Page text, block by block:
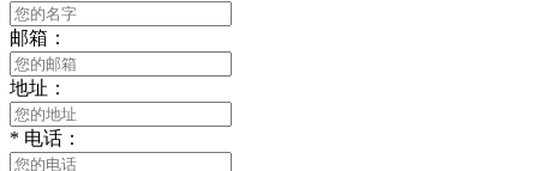
邮箱：
地址：
* 电话：